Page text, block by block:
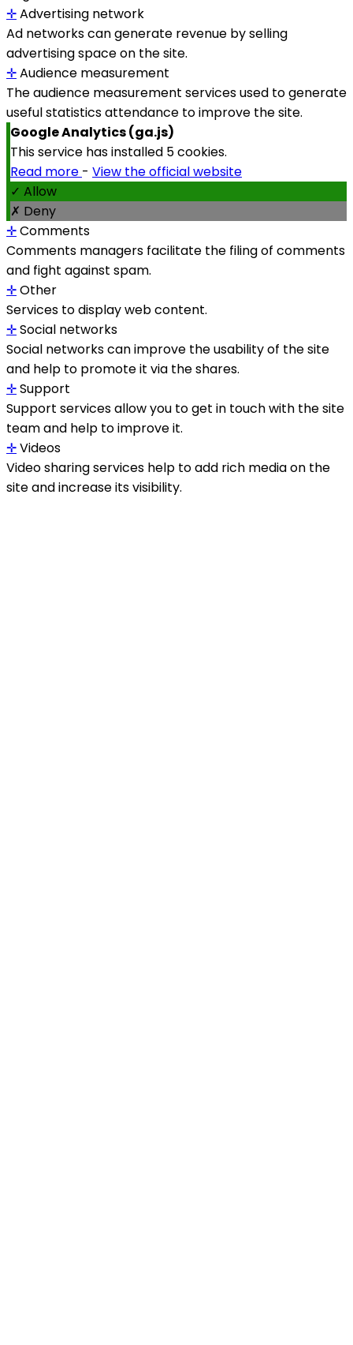
✛Advertising network
Ad networks can generate revenue by selling
advertising space on the site.
✛Audience measurement
The audience measurement services used to generate
useful statistics attendance to improve the site.
Google Analytics (ga.js)
This service has installed 5 cookies.
Read more - View the official website
✓ Allow
✗ Deny
✛Comments
Comments managers facilitate the filing of comments
and fight against spam.
✛Other
Services to display web content.
✛Social networks
Social networks can improve the usability of the site
and help to promote it via the shares.
✛Support
Support services allow you to get in touch with the site
team and help to improve it.
✛Videos
Video sharing services help to add rich media on the
site and increase its visibility.